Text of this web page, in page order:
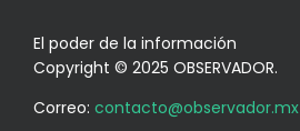
El poder de la información
Copyright © 2025 OBSERVADOR.
Correo: contacto@observador.mx